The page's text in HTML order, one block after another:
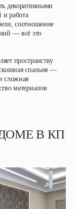
декоративными
и работа
соотношение
— всё это
пространству
спальня —
сложная
материалов
В КП